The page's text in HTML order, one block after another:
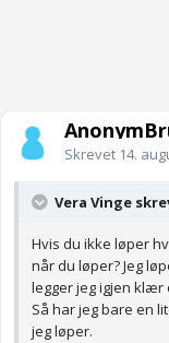
Skrevet 14.
Vera Vinge
Hvis du ikke løper
når du løper? Jeg
legger jeg igjen klær
Så har jeg bare en
jeg løper.